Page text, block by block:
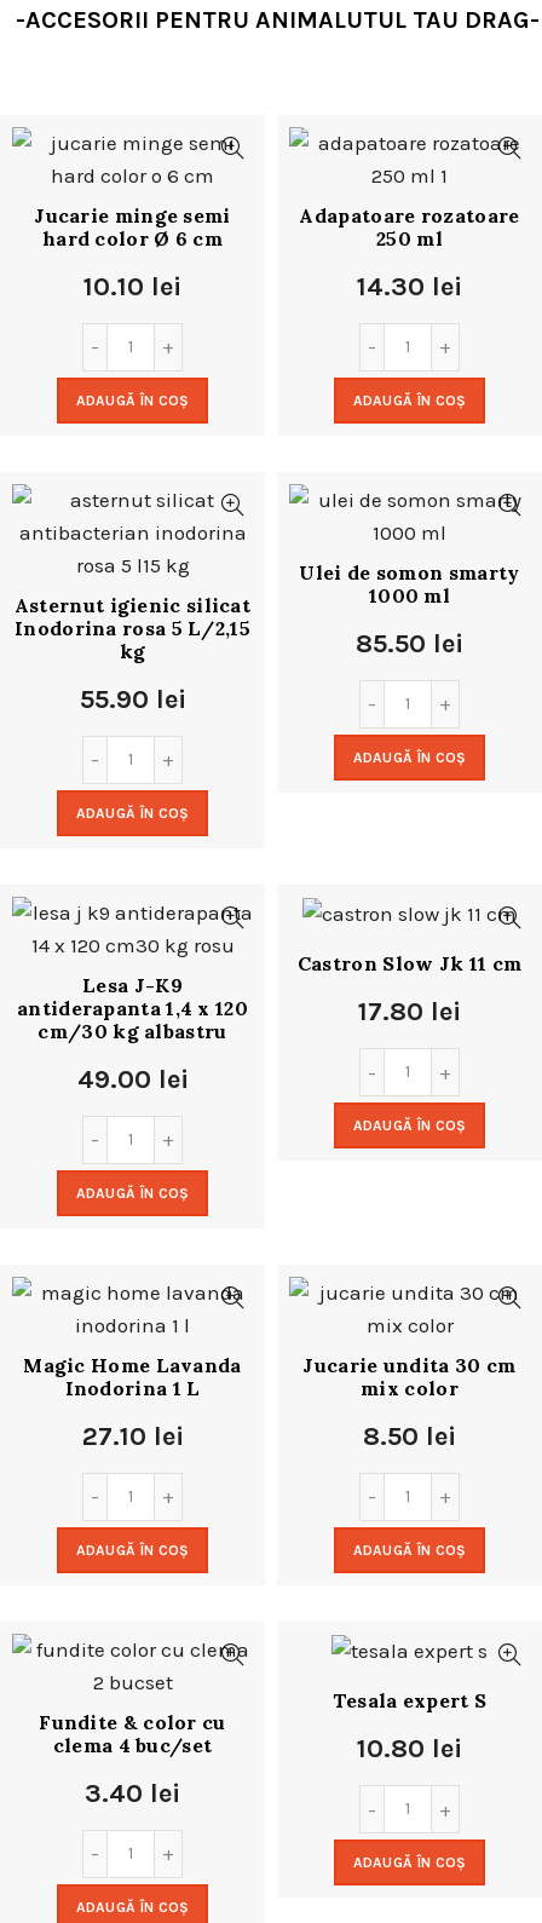
-ACCESORII PENTRU ANIMALUTUL TAU DRAG-
Jucarie minge semi
hard color Ø 6 cm
10.10 lei
ADAUGĂ ÎN COȘ
Adapatoare rozatoare
250 ml
14.30 lei
ADAUGĂ ÎN COȘ
Asternut igienic silicat
Inodorina rosa 5 L/2,15
kg
55.90 lei
ADAUGĂ ÎN COȘ
Ulei de somon smarty
1000 ml
85.50 lei
ADAUGĂ ÎN COȘ
Lesa J-K9
antiderapanta 1,4 x 120
cm/30 kg albastru
49.00 lei
ADAUGĂ ÎN COȘ
Castron Slow Jk 11 cm
17.80 lei
ADAUGĂ ÎN COȘ
Magic Home Lavanda
Inodorina 1 L
27.10 lei
ADAUGĂ ÎN COȘ
Jucarie undita 30 cm
mix color
8.50 lei
ADAUGĂ ÎN COȘ
Fundite & color cu
clema 4 buc/set
3.40 lei
ADAUGĂ ÎN COȘ
Tesala expert S
10.80 lei
ADAUGĂ ÎN COȘ